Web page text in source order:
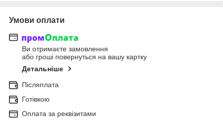
Умови оплати
Ви отримаєте замовлення
або гроші повернуться на вашу картку
Детальніше
Післяплата
Готівкою
Оплата за реквізитами